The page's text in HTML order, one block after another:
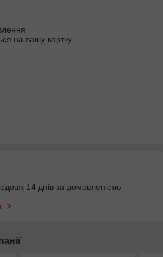
на вашу картку
14 днів за домовленістю